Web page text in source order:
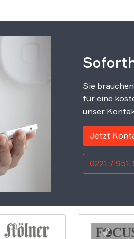
Sie
für eine
unser
Jetzt
0221 / 951